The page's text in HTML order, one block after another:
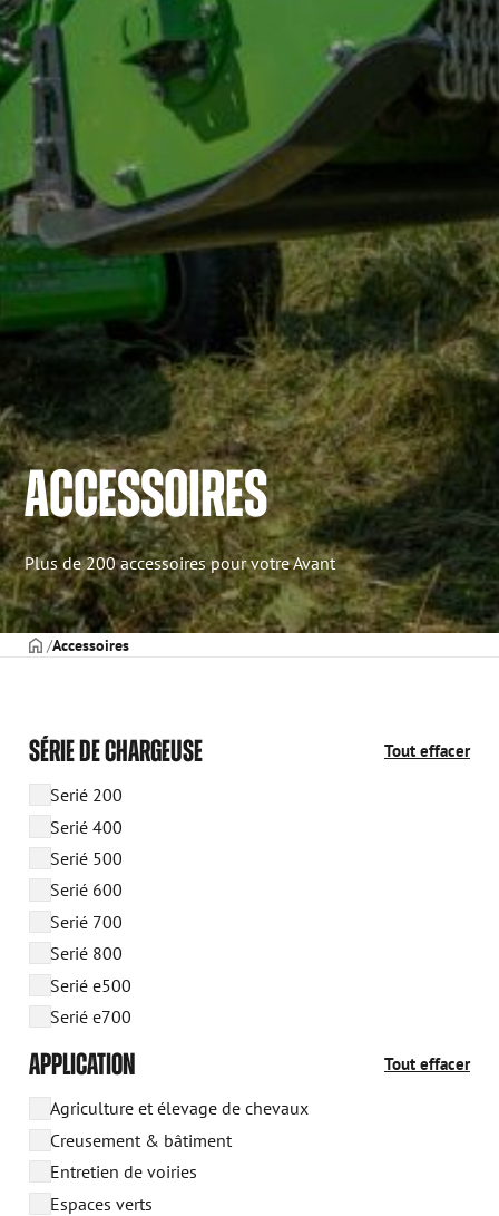
ACCESSOIRES
Plus de 200 accessoires pour votre Avant
PAGE DE COUVERTURE
Accessoires
SÉRIE DE CHARGEUSE Tout effacer
Serié 200
Serié 400
Serié 500
Serié 600
Serié 700
Serié 800
Serié e500
Serié e700
APPLICATION Tout effacer
Agriculture et élevage de chevaux
Creusement & bâtiment
Entretien de voiries
Espaces verts